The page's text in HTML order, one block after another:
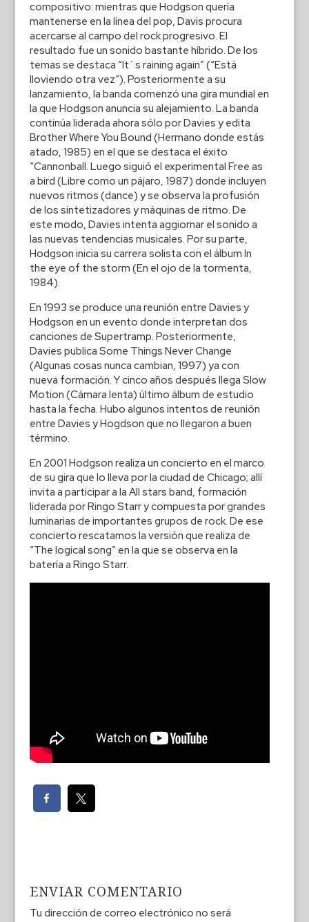
compositivo: mientras que Hodgson quería
mantenerse en la línea del pop, Davis procura
acercarse al campo del rock progresivo. El
resultado fue un sonido bastante híbrido. De los
temas se destaca “It`s raining again” (“Está
lloviendo otra vez”). Posteriormente a su
lanzamiento, la banda comenzó una gira mundial en
la que Hodgson anuncia su alejamiento. La banda
continúa liderada ahora sólo por Davies y edita
Brother Where You Bound (Hermano donde estás
atado, 1985) en el que se destaca el éxito
“Cannonball. Luego siguió el experimental Free as
a bird (Libre como un pájaro, 1987) donde incluyen
nuevos ritmos (dance) y se observa la profusión
de los sintetizadores y máquinas de ritmo. De
este modo, Davies intenta aggiornar el sonido a
las nuevas tendencias musicales. Por su parte,
Hodgson inicia su carrera solista con el álbum In
the eye of the storm (En el ojo de la tormenta,
1984).
En 1993 se produce una reunión entre Davies y
Hodgson en un evento donde interpretan dos
canciones de Supertramp. Posteriormente,
Davies publica Some Things Never Change
(Algunas cosas nunca cambian, 1997) ya con
nueva formación. Y cinco años después llega Slow
Motion (Cámara lenta) último álbum de estudio
hasta la fecha. Hubo algunos intentos de reunión
entre Davies y Hogdson que no llegaron a buen
término.
En 2001 Hodgson realiza un concierto en el marco
de su gira que lo lleva por la ciudad de Chicago; allí
invita a participar a la All stars band, formación
liderada por Ringo Starr y compuesta por grandes
luminarias de importantes grupos de rock. De ese
concierto rescatamos la versión que realiza de
“The logical song” en la que se observa en la
batería a Ringo Starr.
ENVIAR COMENTARIO
Tu dirección de correo electrónico no será